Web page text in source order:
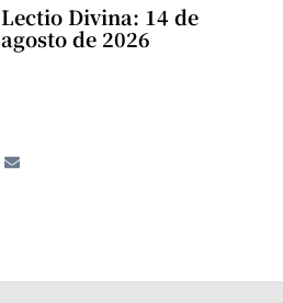
Lectio Divina: 14 de
agosto de 2026